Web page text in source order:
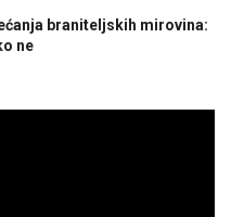
braniteljskih mirovina:
ne